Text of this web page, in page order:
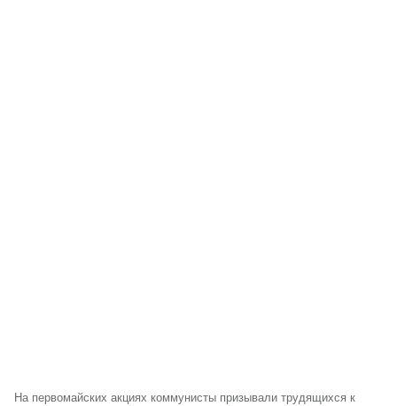
На первомайских акциях коммунисты призывали трудящихся к